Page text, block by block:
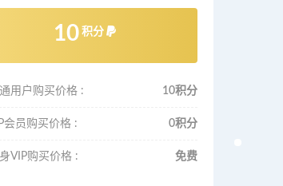
10 积分
用户购买价格 : 10积分
会员购买价格 : 0积分
VIP购买价格 : 免费